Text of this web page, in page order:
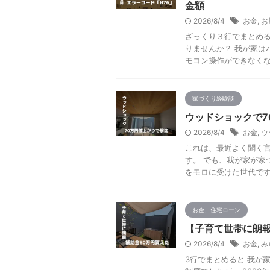
金額
2026/8/4 お金, お
ざっくり３行でまとめ
りませんか？ 我が家
モコン操作ができなく
家づくり経験談
ウッドショックで
2026/8/4 お金,
これは、最近よく聞く
す。 でも、我が家が家
をモロに受けた世代で
お金、住宅ローン
【子育て世帯に
2026/8/4 お金, み
3行でまとめると 我が